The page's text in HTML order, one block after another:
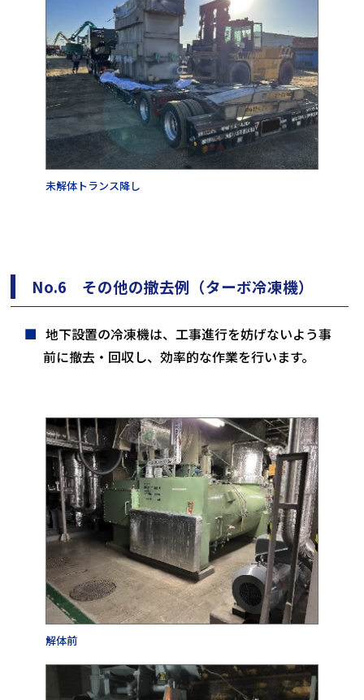
未解体トランス降し
No.6 その他の撤去例（ターボ冷凍機）
地下設置の冷凍機は、工事進行を妨げないよう事
前に撤去・回収し、効率的な作業を行います。
解体前